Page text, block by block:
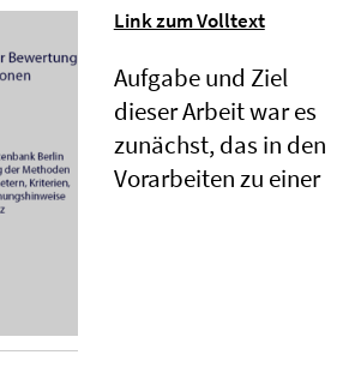
Link zum Volltext
Aufgabe und Ziel
dieser Arbeit war es
zunächst, das in den
Vorarbeiten zu einer